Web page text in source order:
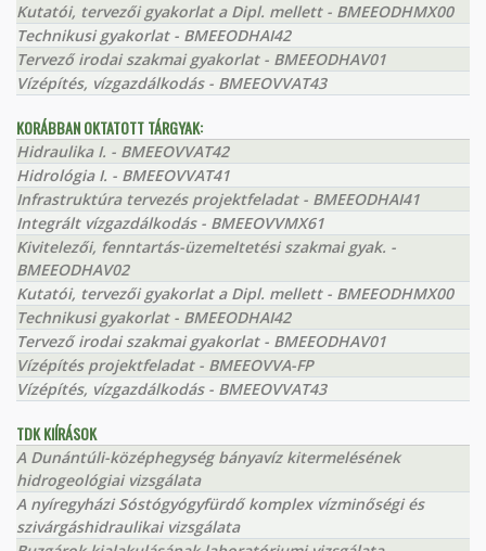
Kutatói, tervezői gyakorlat a Dipl. mellett - BMEEODHMX00
Technikusi gyakorlat - BMEEODHAI42
Tervező irodai szakmai gyakorlat - BMEEODHAV01
Vízépítés, vízgazdálkodás - BMEEOVVAT43
KORÁBBAN OKTATOTT TÁRGYAK:
Hidraulika I. - BMEEOVVAT42
Hidrológia I. - BMEEOVVAT41
Infrastruktúra tervezés projektfeladat - BMEEODHAI41
Integrált vízgazdálkodás - BMEEOVVMX61
Kivitelezői, fenntartás-üzemeltetési szakmai gyak. -
BMEEODHAV02
Kutatói, tervezői gyakorlat a Dipl. mellett - BMEEODHMX00
Technikusi gyakorlat - BMEEODHAI42
Tervező irodai szakmai gyakorlat - BMEEODHAV01
Vízépítés projektfeladat - BMEEOVVA-FP
Vízépítés, vízgazdálkodás - BMEEOVVAT43
TDK KIÍRÁSOK
A Dunántúli-középhegység bányavíz kitermelésének
hidrogeológiai vizsgálata
A nyíregyházi Sóstógyógyfürdő komplex vízminőségi és
szivárgáshidraulikai vizsgálata